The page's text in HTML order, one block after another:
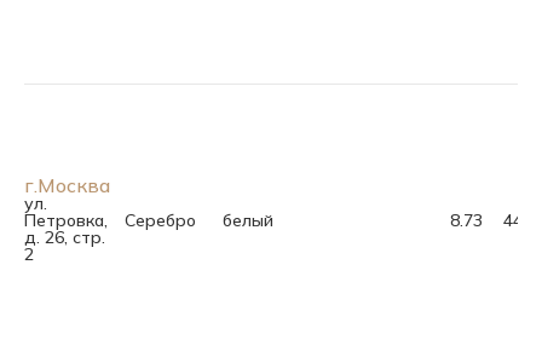
г.Москва
ул.
Петровка,
д. 26, стр.
2
Серебро белый 8.73 44.0